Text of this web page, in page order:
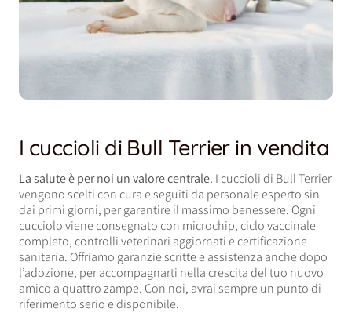
I cuccioli di Bull Terrier in vendita
La salute è per noi un valore centrale. I cuccioli di Bull Terrier
vengono scelti con cura e seguiti da personale esperto sin
dai primi giorni, per garantire il massimo benessere. Ogni
cucciolo viene consegnato con microchip, ciclo vaccinale
completo, controlli veterinari aggiornati e certificazione
sanitaria. Offriamo garanzie scritte e assistenza anche dopo
l’adozione, per accompagnarti nella crescita del tuo nuovo
amico a quattro zampe. Con noi, avrai sempre un punto di
riferimento serio e disponibile.